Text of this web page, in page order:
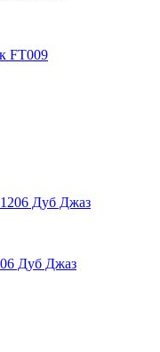
FT009
Дуб Джаз